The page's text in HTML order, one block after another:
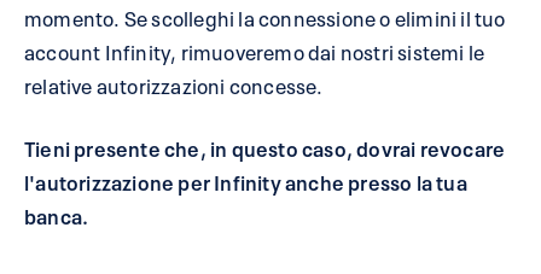
momento. Se scolleghi la connessione o elimini il tuo
account Infinity, rimuoveremo dai nostri sistemi le
relative autorizzazioni concesse.
Tieni presente che, in questo caso, dovrai revocare
l'autorizzazione per Infinity anche presso la tua
banca.